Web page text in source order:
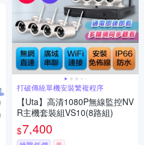
打破傳統單機安裝繁複程序
【Uta】高清1080P無線監控NV
R主機套裝組VS10(8路組)
$7,400